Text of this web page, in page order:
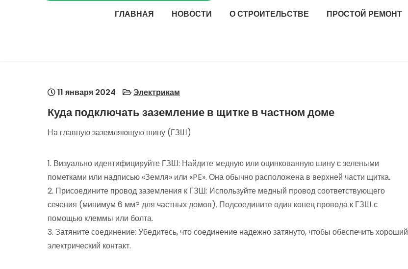
ГЛАВНАЯ НОВОСТИ О СТРОИТЕЛЬСТВЕ ПРОСТОЙ РЕМОНТ
11 января 2024 Электрикам
Куда подключать заземление в щитке в частном доме
На главную заземляющую шину (ГЗШ)
1. Визуально идентифицируйте ГЗШ: Найдите медную или оцинкованную шину с зелеными
пометками или надписью «Земля» или «PE». Она обычно расположена в верхней части щитка.
2. Присоедините провод заземления к ГЗШ: Используйте медный провод соответствующего
сечения (минимум 6 мм? для частных домов). Подсоедините один конец провода к ГЗШ с
помощью клеммы или болта.
3. Затяните соединение: Убедитесь, что соединение надежно затянуто, чтобы обеспечить хороший
электрический контакт.